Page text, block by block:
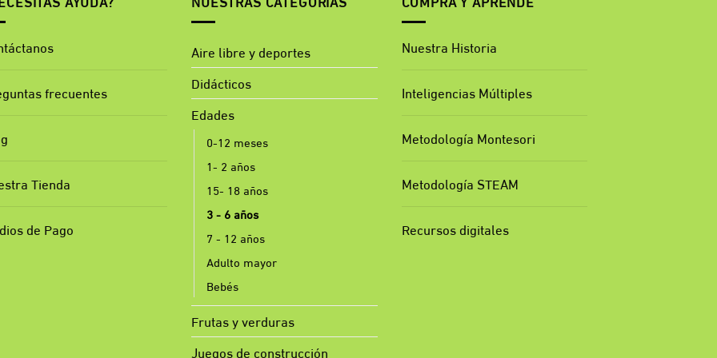
frecuentes
Tienda
de Pago
Aire libre y deportes
Didácticos
Edades
0-12 meses
1- 2 años
15- 18 años
3 - 6 años
7 - 12 años
Adulto mayor
Bebés
Frutas y verduras
Juegos de construcción
Nuestra Historia
Inteligencias Múltiples
Metodología Montesori
Metodología STEAM
Recursos digitales